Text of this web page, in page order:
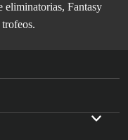
eliminatorias, Fantasy